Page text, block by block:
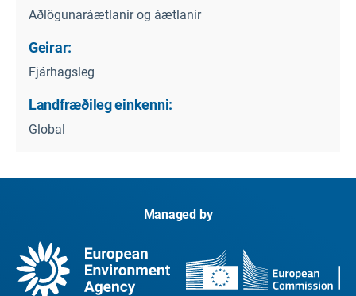
Aðlögunaráætlanir og áætlanir
Geirar:
Fjárhagsleg
Landfræðileg einkenni:
Global
Managed by